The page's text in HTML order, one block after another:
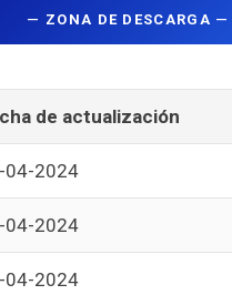
— ZONA DE DESCARGA —
de actualización
04-2024
04-2024
04-2024